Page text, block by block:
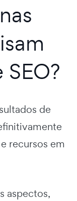
de
recursos em
aspectos,